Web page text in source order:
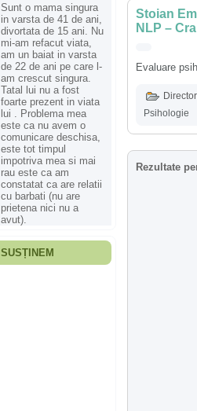
Sunt o mama singura
in varsta de 41 de ani,
divortata de 15 ani. Nu
mi-am refacut viata,
am un baiat in varsta
de 22 de ani pe care l-
am crescut singura.
Tatal lui nu a fost
foarte prezent in viata
lui . Problema mea
este ca nu avem o
comunicare deschisa,
este tot timpul
impotriva mea si mai
rau este ca am
constatat ca are relatii
cu barbati (nu are
prietena nici nu a
avut).
Fiica mea s-a nascut
SUSȚINEM
Stoian
NLP –
Evaluare
Psihologie
Rezultate